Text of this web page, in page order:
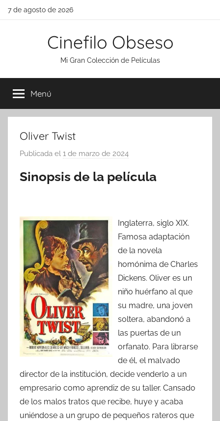
Saltar
7 de agosto de 2026
Cinefilo Obseso
Mi Gran Colección de Películas
Menú
Oliver Twist
Publicada el 1 de marzo de 2024
r
Sinopsis de la película
Inglaterra, siglo XIX.
Famosa adaptación
de la novela
homónima de Charles
Dickens. Oliver es un
niño huérfano al que
su madre, una joven
soltera, abandonó a
las puertas de un
orfanato. Para librarse
de él, el malvado
director de la institución, decide venderlo a un
empresario como aprendiz de su taller. Cansado
de los malos tratos que recibe, huye y acaba
uniéndose a un grupo de pequeños rateros que